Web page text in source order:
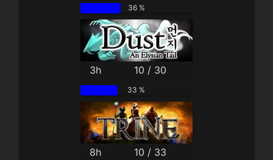
36 %
3h 10 / 30
33 %
8h 10 / 33